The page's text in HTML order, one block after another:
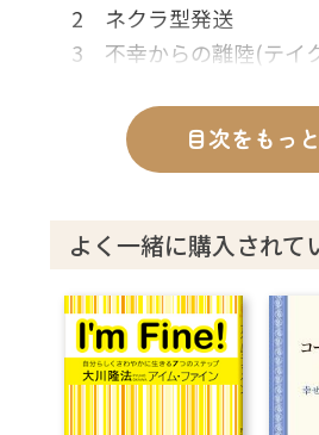
2 ネクラ型発送
3 不幸からの離陸(テイ
第2章 一般的な「幸福にな
幸への道
1 他人の成功が妬まし
2 やる気の起きない人へ
3 自分がいつも人から害
人へ
4 自己顕示欲に悩む人へ
目次をもっ
よく一緒に購入されて